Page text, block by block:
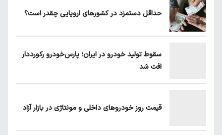
شرط جدید دریافت یارانه و کالابرگ
حداقل دستمزد در کشورهای اروپایی چقدر است؟
سقوط تولید خودرو در ایران؛ پارس‌خودرو رکورددار
افت شد
قیمت روز خودروهای داخلی و مونتاژی در بازار آزاد